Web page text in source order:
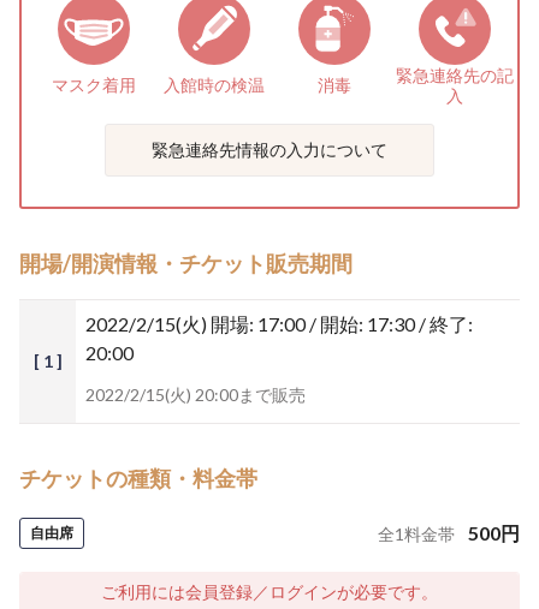
マスク着用 入館時の検温 消毒 緊急連絡先の記
入
緊急連絡先情報の入力について
開場/開演情報・チケット販売期間
[ 1 ]
2022/2/15(火) 開場: 17:00 / 開始: 17:30 / 終了:
20:00
2022/2/15(火) 20:00まで販売
チケットの種類・料金帯
自由席 全1料金帯 500円
ご利用には会員登録／ログインが必要です。